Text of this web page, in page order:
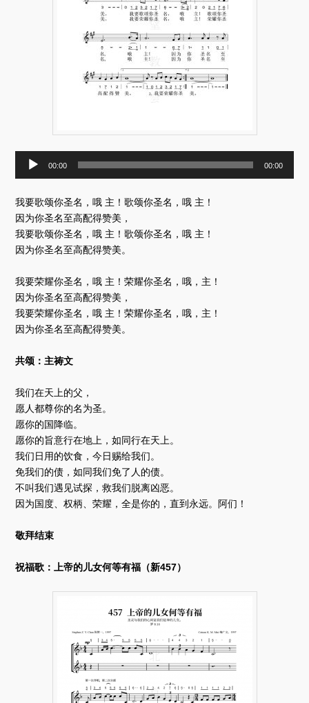
放
器
00:00 00:00
我要歌颂你圣名，哦 主！歌颂你圣名，哦 主！
因为你圣名至高配得赞美，
我要歌颂你圣名，哦 主！歌颂你圣名，哦 主！
因为你圣名至高配得赞美。
我要荣耀你圣名，哦 主！荣耀你圣名，哦，主！
因为你圣名至高配得赞美，
我要荣耀你圣名，哦 主！荣耀你圣名，哦，主！
因为你圣名至高配得赞美。
共颂：主祷文
我们在天上的父，
愿人都尊你的名为圣。
愿你的国降临。
愿你的旨意行在地上，如同行在天上。
我们日用的饮食，今日赐给我们。
免我们的债，如同我们免了人的债。
不叫我们遇见试探，救我们脱离凶恶。
因为国度、权柄、荣耀，全是你的，直到永远。阿们！
敬拜结束
祝福歌：上帝的儿女何等有福（新457）